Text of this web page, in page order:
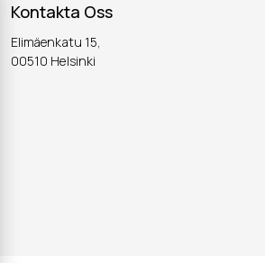
Kontakta Oss
Elimäenkatu 15,
00510 Helsinki